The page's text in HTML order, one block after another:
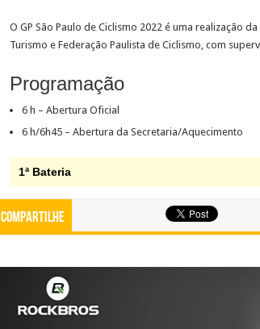
O GP São Paulo de Ciclismo 2022 é uma realização
Turismo e Federação Paulista de Ciclismo, com
Programação
6 h – Abertura Oficial
6 h/6h45 – Abertura da Secretaria/Aquecimento
1ª Bateria
Compartilhe